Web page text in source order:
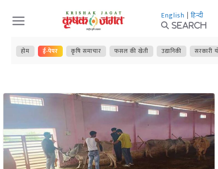
Skip
to
content
English | हिन्दी
Search
होम ई-पेपर कृषि समाचार फसल की खेती उद्यानिकी सरकारी